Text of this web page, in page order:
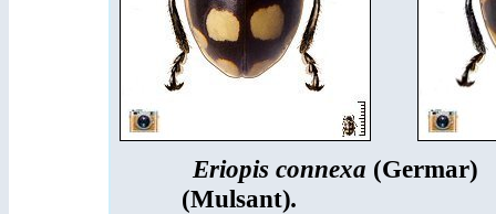
Eriopis connexa (Germar)
(Mulsant).